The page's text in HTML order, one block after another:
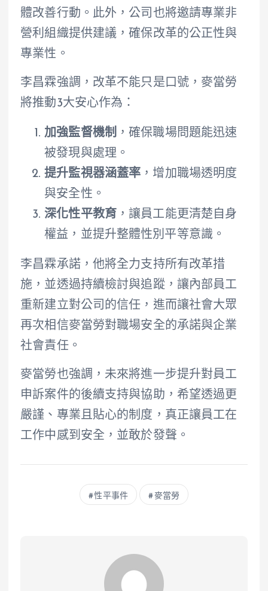
體改善行動。此外，公司也將邀請專業非
營利組織提供建議，確保改革的公正性與
專業性。
李昌霖強調，改革不能只是口號，麥當勞
將推動3大安心作為：
加強監督機制 ，確保職場問題能迅速
被發現與處理。
提升監視器涵蓋率 ，增加職場透明度
與安全性。
深化性平教育 ，讓員工能更清楚自身
權益，並提升整體性別平等意識。
李昌霖承諾，他將全力支持所有改革措
施，並透過持續檢討與追蹤，讓內部員工
重新建立對公司的信任，進而讓社會大眾
再次相信麥當勞對職場安全的承諾與企業
社會責任。
麥當勞也強調，未來將進一步提升對員工
申訴案件的後續支持與協助，希望透過更
嚴謹、專業且貼心的制度，真正讓員工在
工作中感到安全，並敢於發聲。
性平事件 麥當勞